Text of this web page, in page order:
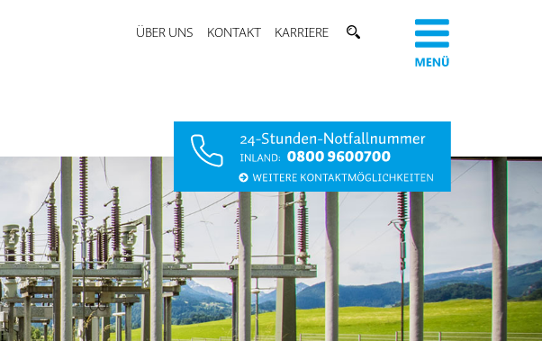
ÜBER UNS KONTAKT KARRIERE